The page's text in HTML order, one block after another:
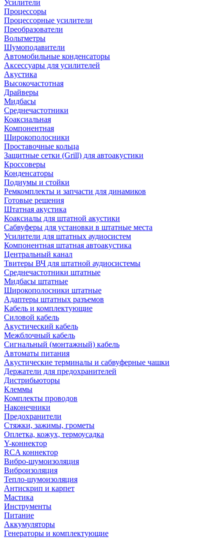
Усилители
Процессоры
Процессорные усилители
Преобразователи
Вольтметры
Шумоподавители
Автомобильные конденсаторы
Аксессуары для усилителей
Акустика
Высокочастотная
Драйверы
Мидбасы
Среднечастотники
Коаксиальная
Компонентная
Широкополосники
Проставочные кольца
Защитные сетки (Grill) для автоакустики
Кроссоверы
Конденсаторы
Подиумы и стойки
Ремкомплекты и запчасти для динамиков
Готовые решения
Штатная акустика
Коаксиалы для штатной акустики
Сабвуферы для установки в штатные места
Усилители для штатных аудиосистем
Компонентная штатная автоакустика
Центральный канал
Твитеры ВЧ для штатной аудиосистемы
Среднечастотники штатные
Мидбасы штатные
Широкополосники штатные
Адаптеры штатных разъемов
Кабель и комплектующие
Силовой кабель
Акустический кабель
Межблочный кабель
Сигнальный (монтажный) кабель
Автоматы питания
Акустические терминалы и сабвуферные чашки
Держатели для предохранителей
Дистрибьюторы
Клеммы
Комплекты проводов
Наконечники
Предохранители
Стяжки, зажимы, грометы
Оплетка, кожух, термоусадка
Y-коннектор
RCA коннектор
Вибро-шумоизоляция
Виброизоляция
Тепло-шумоизоляция
Антискрип и карпет
Мастика
Инструменты
Питание
Аккумуляторы
Генераторы и комплектующие